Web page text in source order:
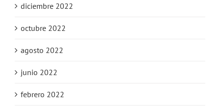
diciembre 2022
octubre 2022
agosto 2022
junio 2022
febrero 2022